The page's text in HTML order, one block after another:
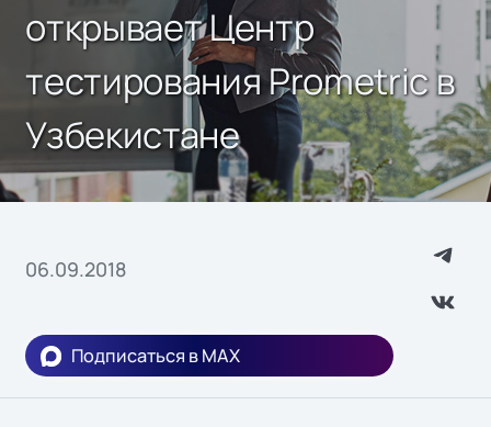
открывает Центр
тестирования Prometric в
Узбекистане
06.09.2018
Подписаться в MAX